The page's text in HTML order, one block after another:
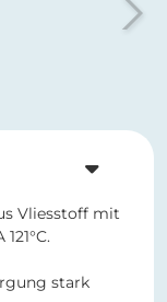
Vliesstoff mit
stark